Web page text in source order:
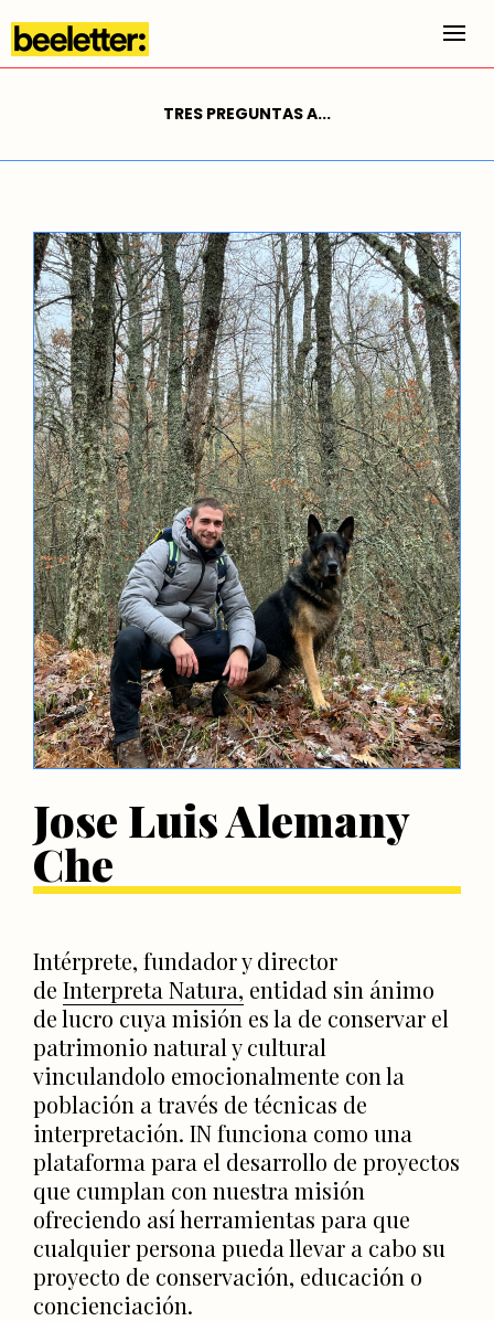
TRES PREGUNTAS A...
Jose Luis Alemany
Che
Intérprete, fundador y director
de Interpreta Natura, entidad sin ánimo
de lucro cuya misión es la de conservar el
patrimonio natural y cultural
vinculandolo emocionalmente con la
población a través de técnicas de
interpretación. IN funciona como una
plataforma para el desarrollo de proyectos
que cumplan con nuestra misión
ofreciendo así herramientas para que
cualquier persona pueda llevar a cabo su
proyecto de conservación, educación o
concienciación.